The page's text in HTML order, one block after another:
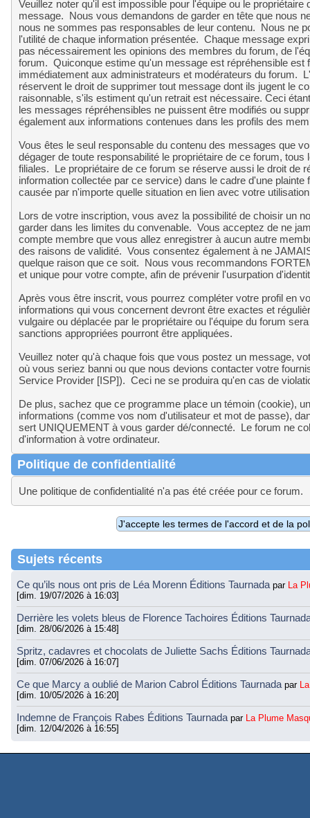
Veuillez noter qu'il est impossible pour l'équipe ou le
message. Nous vous demandons de garder en tête que nous
nous ne sommes pas responsables de leur contenu. Nous ne
l'utilité de chaque information présentée. Chaque message
pas nécessairement les opinions des membres du forum, de
forum. Quiconque estime qu'un message est répréhensible est
immédiatement aux administrateurs et modérateurs du forum.
réservent le droit de supprimer tout message dont ils jugent le
raisonnable, s'ils estiment qu'un retrait est nécessaire. Ceci
les messages répréhensibles ne puissent être modifiés ou
également aux informations contenues dans les profils des
Vous êtes le seul responsable du contenu des messages que
dégager de toute responsabilité le propriétaire de ce forum,
filiales. Le propriétaire de ce forum se réserve aussi le droit de
information collectée par ce service) dans le cadre d'une
causée par n'importe quelle situation en lien avec votre
Lors de votre inscription, vous avez la possibilité de choisir un
garder dans les limites du convenable. Vous acceptez de ne
compte membre que vous allez enregistrer à aucun autre
des raisons de validité. Vous consentez également à ne
quelque raison que ce soit. Nous vous recommandons
et unique pour votre compte, afin de prévenir l'usurpation
Après vous être inscrit, vous pourrez compléter votre profil en
informations qui vous concernent devront être exactes et
vulgaire ou déplacée par le propriétaire ou l'équipe du forum
sanctions appropriées pourront être appliquées.
Veuillez noter qu'à chaque fois que vous postez un message,
où vous seriez banni ou que nous devions contacter votre
Service Provider [ISP]). Ceci ne se produira qu'en cas de
De plus, sachez que ce programme place un témoin (cookie),
informations (comme vos nom d'utilisateur et mot de passe),
sert UNIQUEMENT à vous garder dé/connecté. Le forum ne
d'information à votre ordinateur.
Politique de confidentialité
Une politique de confidentialité n'a pas été créée pour ce forum.
Sujets récents
Ce qu’ils nous ont pris de Léa Morenn Éditions Taurnada par La
[dim. 19/07/2026 à 16:03]
Derrière les volets bleus de Florence Tachoires Éditions
[dim. 28/06/2026 à 15:48]
Spritz, cadavres et chocolats de Juliette Sachs Éditions
[dim. 07/06/2026 à 16:07]
Ce que Marcy a oublié de Marion Cabrol Éditions Taurnada par
[dim. 10/05/2026 à 16:20]
Indemne de François Rabes Éditions Taurnada par La Plume
[dim. 12/04/2026 à 16:55]